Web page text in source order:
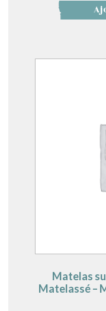
Matelas
Matelassé –